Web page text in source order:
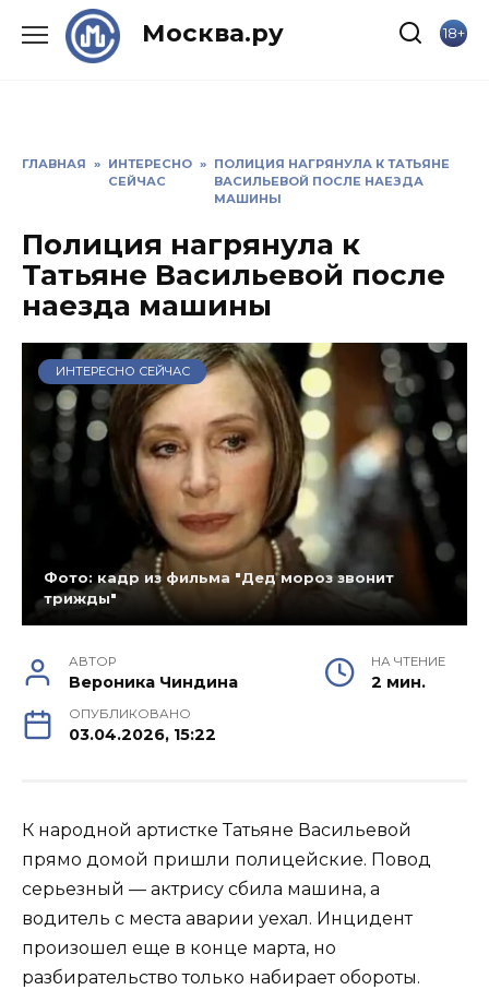
Москва.ру 18+
ГЛАВНАЯ » ИНТЕРЕСНО
СЕЙЧАС
» ПОЛИЦИЯ НАГРЯНУЛА К ТАТЬЯНЕ
ВАСИЛЬЕВОЙ ПОСЛЕ НАЕЗДА
МАШИНЫ
Полиция нагрянула к
Татьяне Васильевой после
наезда машины
ИНТЕРЕСНО СЕЙЧАС
Фото: кадр из фильма "Дед мороз звонит
трижды"
АВТОР
Вероника Чиндина
НА ЧТЕНИЕ
2 мин.
ОПУБЛИКОВАНО
03.04.2026, 15:22
К народной артистке Татьяне Васильевой
прямо домой пришли полицейские. Повод
серьезный — актрису сбила машина, а
водитель с места аварии уехал. Инцидент
произошел еще в конце марта, но
разбирательство только набирает обороты.